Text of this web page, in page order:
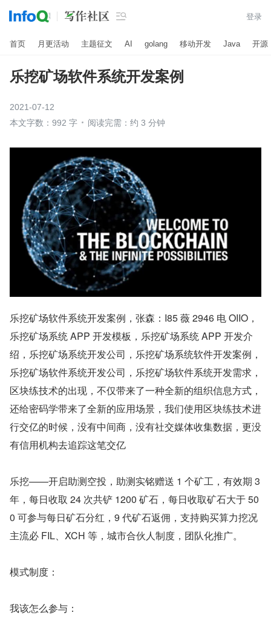
 登录
首页 月更活动 主题征文 AI golang 移动开发 Java 开源
乐挖矿场软件系统开发案例
2021-07-12
本文字数：992 字
阅读完需：约 3 分钟
乐挖矿场软件系统开发案例，张森：I85 薇 2946 电 OIIO，
乐挖矿场系统 APP 开发模板，乐挖矿场系统 APP 开发介
绍，乐挖矿场系统开发公司，乐挖矿场系统软件开发案例，
乐挖矿场软件系统开发公司，乐挖矿场软件系统开发需求，
区块练技术的出现，不仅带来了一种全新的组织信息方式，
还给密码学带来了全新的应用场景，我们使用区块练技术进
行交亿的时候，没有中间商，没有社交媒体收集数据，更没
有信用机构去追踪这笔交亿
乐挖——开启助测空投，助测实铭赠送 1 个矿工，有效期 3
年，每日收取 24 次共铲 1200 矿石，每日收取矿石大于 50
0 可参与每日矿石分红，9 代矿石返佣，支持购买算力挖况
主流必 FIL、XCH 等，城市合伙人制度，团队化推广。
模式制度：
我该怎么参与：